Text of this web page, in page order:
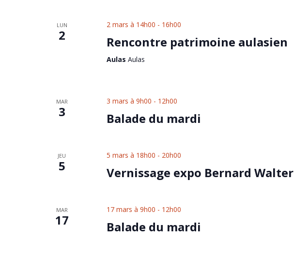
LUN
2
2 mars à 14h00 - 16h00
Rencontre patrimoine aulasien
Aulas Aulas
MAR
3
3 mars à 9h00 - 12h00
Balade du mardi
JEU
5
5 mars à 18h00 - 20h00
Vernissage expo Bernard Walter
MAR
17
17 mars à 9h00 - 12h00
Balade du mardi